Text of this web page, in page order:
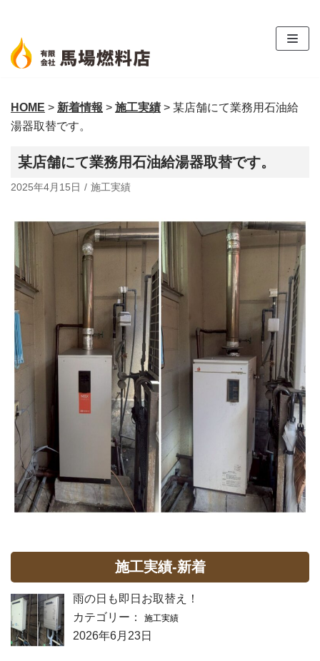
ン
テ
ン
へ
ス
ッ
プ
HOME > 新着情報 > 施工実績 > 某店舗にて業務用石油給
湯器取替です。
某店舗にて業務用石油給湯器取替です。
2025年4月15日 施工実績
施工実績-新着
雨の日も即日お取替え！
カテゴリー：
施工実績
2026年6月23日